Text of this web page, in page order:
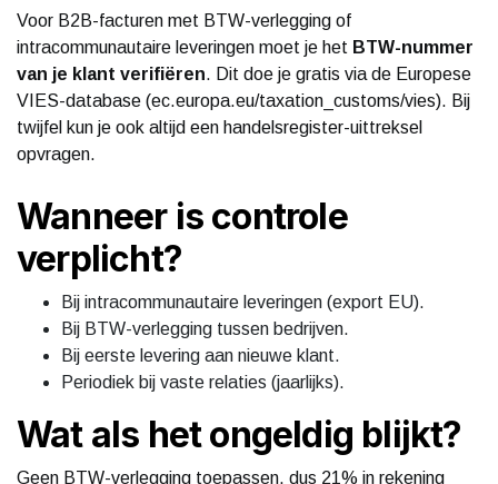
Voor B2B-facturen met BTW-verlegging of
intracommunautaire leveringen moet je het BTW-nummer
van je klant verifiëren. Dit doe je gratis via de Europese
VIES-database (ec.europa.eu/taxation_customs/vies). Bij
twijfel kun je ook altijd een handelsregister-uittreksel
opvragen.
Wanneer is controle
verplicht?
Bij intracommunautaire leveringen (export EU).
Bij BTW-verlegging tussen bedrijven.
Bij eerste levering aan nieuwe klant.
Periodiek bij vaste relaties (jaarlijks).
Wat als het ongeldig blijkt?
Geen BTW-verlegging toepassen, dus 21% in rekening